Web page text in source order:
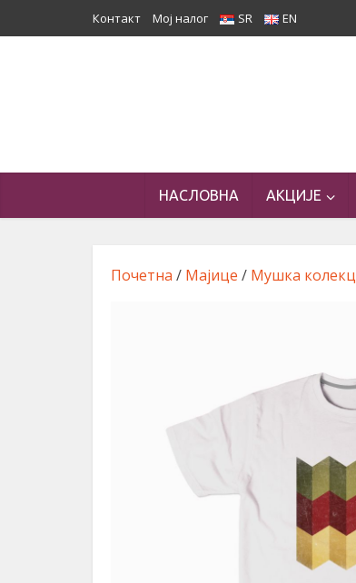
Контакт Мој налог SR EN
НАСЛОВНА АКЦИЈЕ
Почетна / Мајице / Мушка